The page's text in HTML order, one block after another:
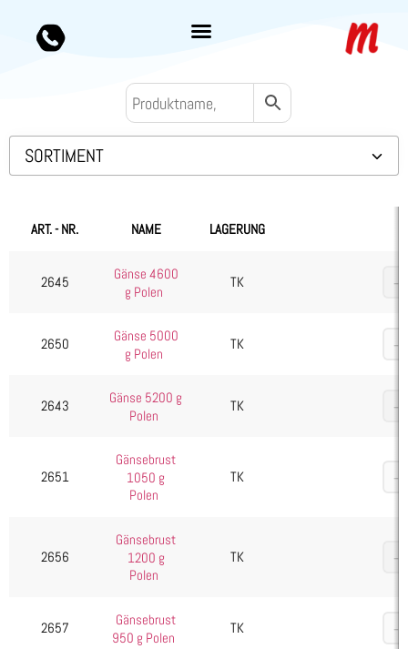
SORTIMENT
Convenience
Fleisch
Lamm, Schaf & Ziege
Schwein
Wild, Geflügel & Exoten
Ente
Hähnchen/Huhn
Hirsch
Pute
ART. - NR. NAME LAGERUNG
2645
Gänse 4600
g Polen
TK
2650
Gänse 5000
g Polen
TK
2643
Gänse 5200 g
Polen
TK
2651
Gänsebrust
1050 g
Polen
TK
2656
Gänsebrust
1200 g
Polen
TK
2657
Gänsebrust
950 g Polen
TK